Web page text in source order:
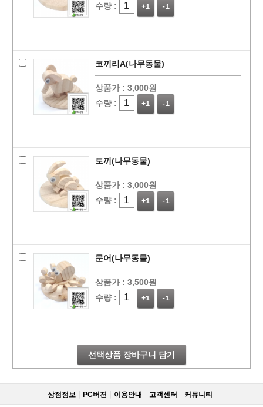
수량 :
+1 -1
코끼리A(나무동물)
상품가 : 3,000원
수량 :
+1 -1
토끼(나무동물)
상품가 : 3,000원
수량 :
+1 -1
문어(나무동물)
상품가 : 3,500원
수량 :
+1 -1
선택상품 장바구니 담기
상점정보 PC버젼 이용안내 고객센터 커뮤니티